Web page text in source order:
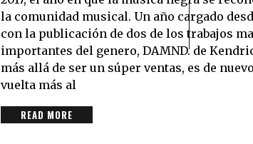
la comunidad musical. Un año cargado
con la publicación de dos de los trabajos
importantes del genero, DAMND. de
más allá de ser un súper ventas, es de
vuelta más al
READ MORE